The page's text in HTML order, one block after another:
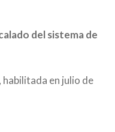
del sistema de
en julio de